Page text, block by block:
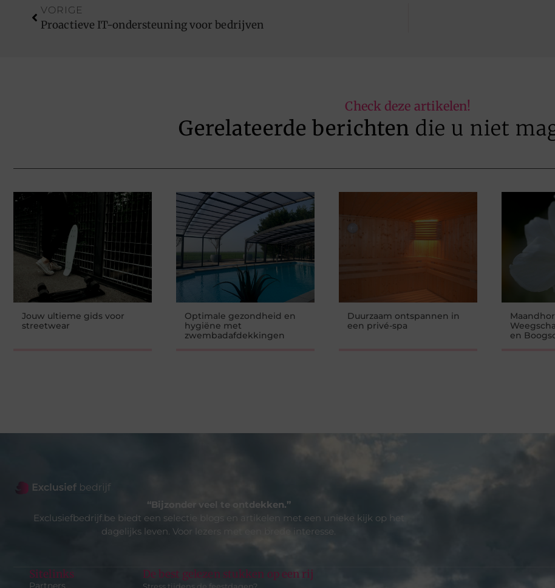
VORIGE
Proactieve IT-ondersteuning voor bedrijven
Check deze artikelen!
Gerelateerde berichten die u niet
Jouw ultieme gids voor
streetwear
Optimale gezondheid en
hygiëne met
zwembadafdekkingen
Duurzaam ontspannen in
een privé-spa
en
“Bijzonder veel te ontdekken.”
Exclusiefbedrijf.be biedt een selectie blogs en artikelen met een unieke kijk op het
dagelijks leven. Voor lezers met een brede interesse.
Sitelinks
Partners
De best gelezen stukken op een rij